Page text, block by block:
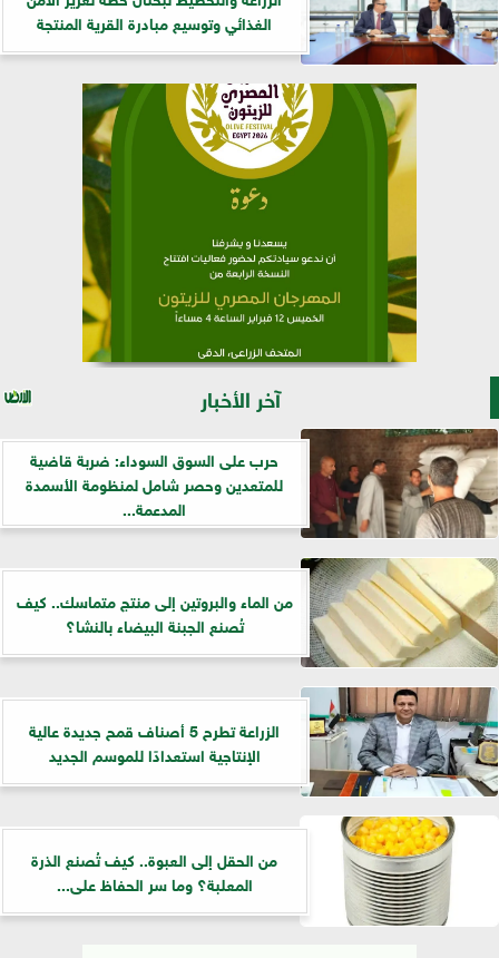
الغذائي وتوسيع مبادرة القرية المنتجة
آخر الأخبار
حرب على السوق السوداء: ضربة قاضية
للمتعدين وحصر شامل لمنظومة الأسمدة
المدعمة...
من الماء والبروتين إلى منتج متماسك.. كيف
تُصنع الجبنة البيضاء بالنشا؟
الزراعة تطرح 5 أصناف قمح جديدة عالية
الإنتاجية استعدادًا للموسم الجديد
من الحقل إلى العبوة.. كيف تُصنع الذرة
المعلبة؟ وما سر الحفاظ على...